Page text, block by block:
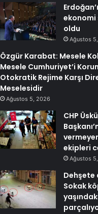
oldu
Ağustos
Özgür Karabat: Mesele
Mesele Cumhuriyet’i
Otokratik Rejime Karşı
Meselesidir
Ağustos 5, 2026
CHP
ekipleri
Ağustos
Dehşete
Sokak